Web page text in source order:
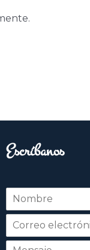
Escríbanos
m
r
Nombre